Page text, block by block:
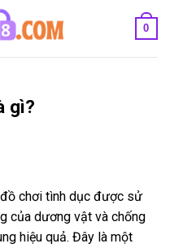
0
gì?
chơi tình dục được sử
của dương vật và chống
hiệu quả. Đây là một